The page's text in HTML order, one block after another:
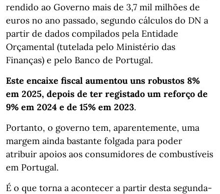
rendido ao Governo mais de 3,7 mil milhões de
euros no ano passado, segundo cálculos do DN a
partir de dados compilados pela Entidade
Orçamental (tutelada pelo Ministério das
Finanças) e pelo Banco de Portugal.
Este encaixe fiscal aumentou uns robustos 8%
em 2025, depois de ter registado um reforço de
9% em 2024 e de 15% em 2023.
Portanto, o governo tem, aparentemente, uma
margem ainda bastante folgada para poder
atribuir apoios aos consumidores de combustíveis
em Portugal.
É o que torna a acontecer a partir desta segunda-